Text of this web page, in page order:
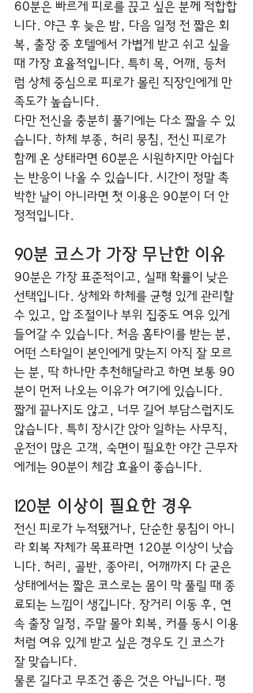
60분은 빠르게 피로를 끊고 싶은 분께 적합합
니다. 야근 후 늦은 밤, 다음 일정 전 짧은 회
복, 출장 중 호텔에서 가볍게 받고 쉬고 싶을
때 가장 효율적입니다. 특히 목, 어깨, 등처
럼 상체 중심으로 피로가 몰린 직장인에게 만
족도가 높습니다.
다만 전신을 충분히 풀기에는 다소 짧을 수 있
습니다. 하체 부종, 허리 뭉침, 전신 피로가
함께 온 상태라면 60분은 시원하지만 아쉽다
는 반응이 나올 수 있습니다. 시간이 정말 촉
박한 날이 아니라면 첫 이용은 90분이 더 안
정적입니다.
90분 코스가 가장 무난한 이유
90분은 가장 표준적이고, 실패 확률이 낮은
선택입니다. 상체와 하체를 균형 있게 관리할
수 있고, 압 조절이나 부위 집중도 여유 있게
들어갈 수 있습니다. 처음 홈타이를 받는 분,
어떤 스타일이 본인에게 맞는지 아직 잘 모르
는 분, 딱 하나만 추천해달라고 하면 보통 90
분이 먼저 나오는 이유가 여기에 있습니다.
짧게 끝나지도 않고, 너무 길어 부담스럽지도
않습니다. 특히 장시간 앉아 일하는 사무직,
운전이 많은 고객, 숙면이 필요한 야간 근무자
에게는 90분이 체감 효율이 좋습니다.
120분 이상이 필요한 경우
전신 피로가 누적됐거나, 단순한 뭉침이 아니
라 회복 자체가 목표라면 120분 이상이 낫습
니다. 허리, 골반, 종아리, 어깨까지 다 굳은
상태에서는 짧은 코스로는 몸이 막 풀릴 때 종
료되는 느낌이 생깁니다. 장거리 이동 후, 연
속 출장 일정, 주말 몰아 회복, 커플 동시 이용
처럼 여유 있게 받고 싶은 경우도 긴 코스가
잘 맞습니다.
물론 길다고 무조건 좋은 것은 아닙니다. 평